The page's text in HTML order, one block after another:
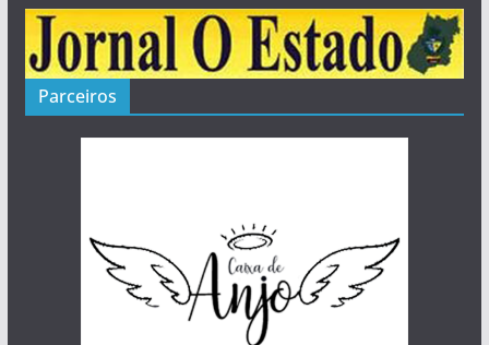
Parceiros